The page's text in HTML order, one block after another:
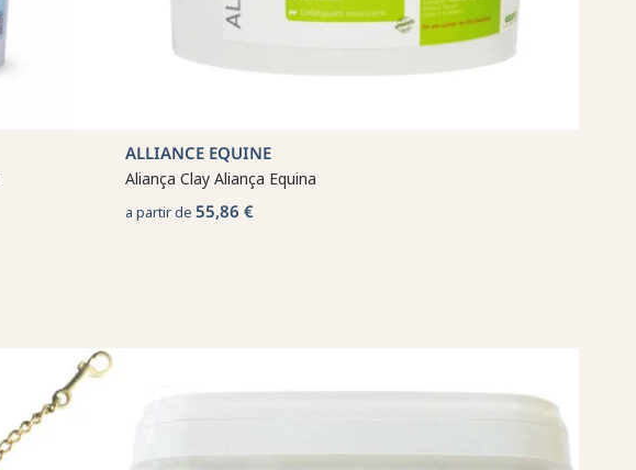
ALLIANCE EQUINE
Aliança Clay Aliança Equina
a partir de 55,86 €